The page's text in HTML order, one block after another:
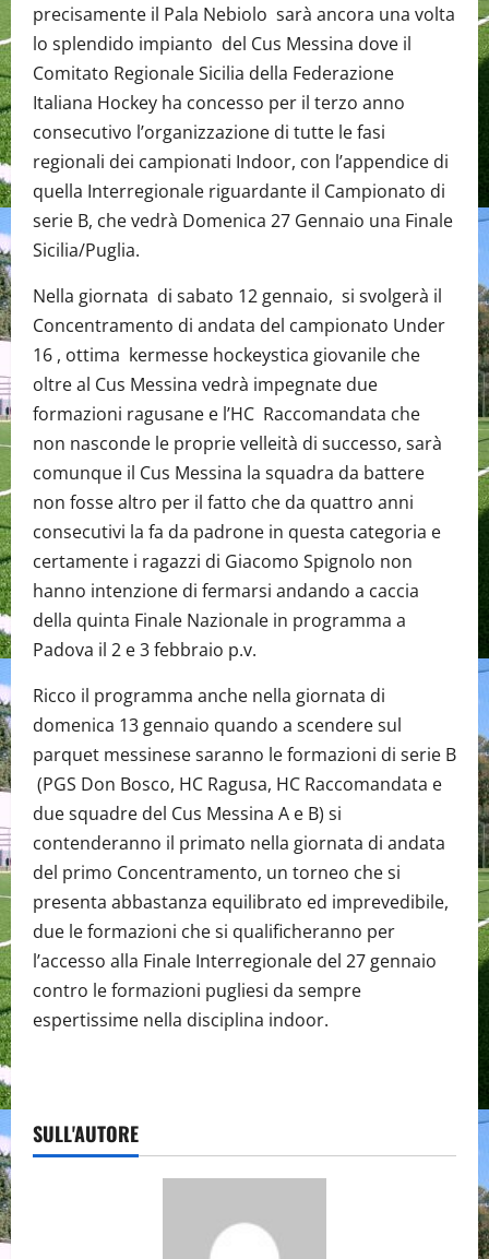
precisamente il Pala Nebiolo sarà ancora una volta
lo splendido impianto del Cus Messina dove il
Comitato Regionale Sicilia della Federazione
Italiana Hockey ha concesso per il terzo anno
consecutivo l’organizzazione di tutte le fasi
regionali dei campionati Indoor, con l’appendice di
quella Interregionale riguardante il Campionato di
serie B, che vedrà Domenica 27 Gennaio una Finale
Sicilia/Puglia.
Nella giornata di sabato 12 gennaio, si svolgerà il
Concentramento di andata del campionato Under
16 , ottima kermesse hockeystica giovanile che
oltre al Cus Messina vedrà impegnate due
formazioni ragusane e l’HC Raccomandata che
non nasconde le proprie velleità di successo, sarà
comunque il Cus Messina la squadra da battere
non fosse altro per il fatto che da quattro anni
consecutivi la fa da padrone in questa categoria e
certamente i ragazzi di Giacomo Spignolo non
hanno intenzione di fermarsi andando a caccia
della quinta Finale Nazionale in programma a
Padova il 2 e 3 febbraio p.v.
Ricco il programma anche nella giornata di
domenica 13 gennaio quando a scendere sul
parquet messinese saranno le formazioni di serie B
(PGS Don Bosco, HC Ragusa, HC Raccomandata e
due squadre del Cus Messina A e B) si
contenderanno il primato nella giornata di andata
del primo Concentramento, un torneo che si
presenta abbastanza equilibrato ed imprevedibile,
due le formazioni che si qualificheranno per
l’accesso alla Finale Interregionale del 27 gennaio
contro le formazioni pugliesi da sempre
espertissime nella disciplina indoor.
SULL'AUTORE